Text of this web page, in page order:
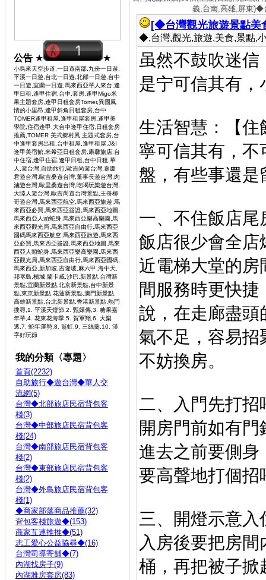
公告 ★ ★
小烏來天空步道,一日遊南部,九份一日遊,
平溪一日遊,台北一日遊,北部一日遊,台中
一日遊,宜蘭一日遊,馬來西亞華人來台,逢
甲日租,逢甲住宿,台中,套房,逢甲Migo米
果主題套房,逢甲日租套房Tomer,異國風
情的小里昂,逢甲斜角日租套房,台中
TOMER逢甲租屋,逢甲租屋套房,逢甲美
學院,住宿逢甲,大台中逢甲住宿,日租套房
推薦,TOMER 美式鄉村風,主題式套房,台
中逢甲套房出租,台中租屋,逢甲租屋,J&I
逢甲美宿館,米希亞日租套房,康馨旅店,台
中住宿,逢甲住宿,逢甲日租,台中日租,華
人,遊台灣,自助旅行,歐吉尚遊台灣,嘉慶
君遊台灣,歐吉桑遊台灣,董事長遊台灣,肉
滷遊台灣,歐里桑遊台灣,吃喝玩樂遊台灣,
大陸人遊台灣,歐吉尚遊台灣景點,王哥柳
哥遊台灣,馬來西亞航空,馬來西亞旅遊,馬
來西亞必買,馬來西亞簽證,馬來西亞地圖,
馬來西亞人頭蛇身,馬來西亞樂高樂園,馬
來西亞觀光局,馬來西亞自由行,馬來西亞
國碼馬來西亞航空,馬來西亞旅遊,馬來西
亞必買,馬來西亞簽證,馬來西亞地圖,馬來
西亞人頭蛇身,馬來西亞樂高樂園,馬來西
亞觀光局,馬來西亞自由行,馬來西亞國碼,
馬來西亞,新加坡,吉隆坡,麻六甲,海中天,
邦喀島,檳城,蘭卡威,沙巴,新景點,台灣新
景點,宜蘭新景點,北京新景點,台中新景
點,東京新景點,花蓮新景點,澳門新景點,
高雄新景點,台北新景點,香港新景點,熱門
搜尋,1. 平溪天燈節,2. 甄嬛傳,3. 糖果嘉
年華,4. 花東花海季,5. 賀軍翔,6. 大樂
透,7. 蛇年運勢,8. 翁虹,9. 三絲羹,10. 漢
字好玩節
我的分類〈專題〉
首頁(2232)
自助旅行◆遊台灣◆華人交
流網(5)
台灣◆北部旅店民宿背包客
棧(3)
台灣◆中部旅店民宿背包客
棧(24)
台灣◆南部旅店民宿背包客
棧(2)
台灣◆東部旅店民宿背包客
棧(2)
台灣◆外島旅店民宿背包客
棧(1)
◆商家部落商品推薦(32)
背包客棧旅遊◆(153)
商家互連推推◆(51)
志工愛心公益協尋◆(16)
台灣司導寄舖◆(7)
內湖找房子(9)
內湖雅房套房(83)
義,台南,高雄,屏東)◆
[◆台灣觀光旅遊景點美
◆,台灣,觀光,旅遊,美食,景點,
虽然不鼓吹迷
是宁可信其有，
生活智慧：【住
寧可信其有，不
盤，有些事還是
一、不住飯店
飯店很少會全店
近電梯大堂的房
間服務時更快捷
說，在走廊盡頭
氣不足，容易招
不妨換房。
二、入門先打
開房門前如有
進去之前要側
要高聲地打個招
三、開燈示意入
入房後要把房
桶， 再把被子掀